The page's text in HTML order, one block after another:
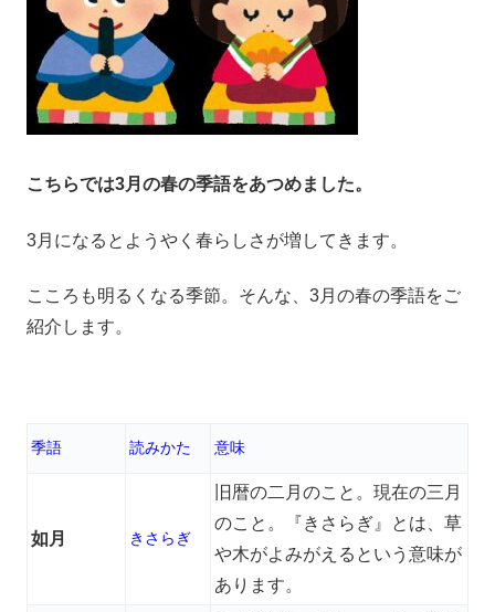
こちらでは3月の春の季語をあつめました。
3月になるとようやく春らしさが増してきます。
こころも明るくなる季節。そんな、3月の春の季語をご
紹介します。
季語 読みかた 意味
如月 きさらぎ
旧暦の二月のこと。現在の三月
のこと。『きさらぎ』とは、草
や木がよみがえるという意味が
あります。